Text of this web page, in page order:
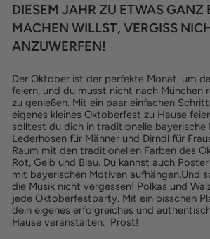
DIESEM JAHR ZU ETWAS GANZ
MACHEN WILLST, VERGISS
ANZUWERFEN!
Der Oktober ist der perfekte Monat, um
feiern, und du musst nicht nach München
zu genießen. Mit ein paar einfachen
eigenes kleines Oktoberfest zu Hause
solltest du dich in traditionelle bayerische
Lederhosen für Männer und Dirndl für
Raum mit den traditionellen Farben des
Rot, Gelb und Blau. Du kannst auch
mit bayerischen Motiven aufhängen.Und
die Musik nicht vergessen! Polkas und
jede Oktoberfestparty. Mit ein bisschen
dein eigenes erfolgreiches und
Hause veranstalten. Prost!